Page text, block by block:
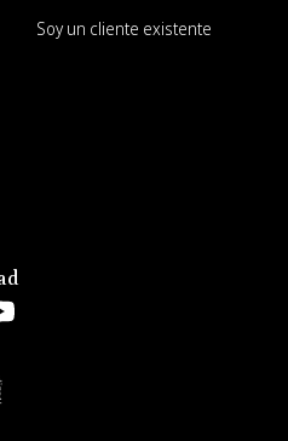
Soy un cliente existente